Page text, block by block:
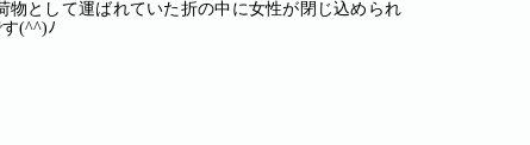
として運ばれていた折の中に女性が閉じ込められ
(^^)ﾉ